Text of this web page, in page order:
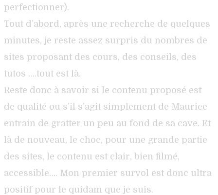
perfectionner).
Tout d’abord, après une recherche de quelques
minutes, je reste assez surpris du nombres de
sites proposant des cours, des conseils, des
tutos ….tout est là.
Reste donc à savoir si le contenu proposé est
de qualité ou s’il s’agit simplement de Maurice
entrain de gratter un peu au fond de sa cave. Et
là de nouveau, le choc, pour une grande partie
des sites, le contenu est clair, bien filmé,
accessible…. Mon premier survol est donc ultra
positif pour le quidam que je suis.